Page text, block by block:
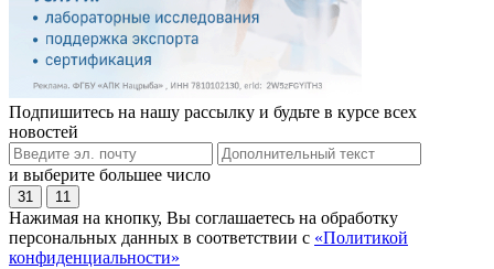
Подпишитесь на нашу рассылку и будьте в курсе всех
новостей
и выберите большее число
31 11
Нажимая на кнопку, Вы соглашаетесь на обработку
персональных данных в соответствии с «Политикой
конфиденциальности»